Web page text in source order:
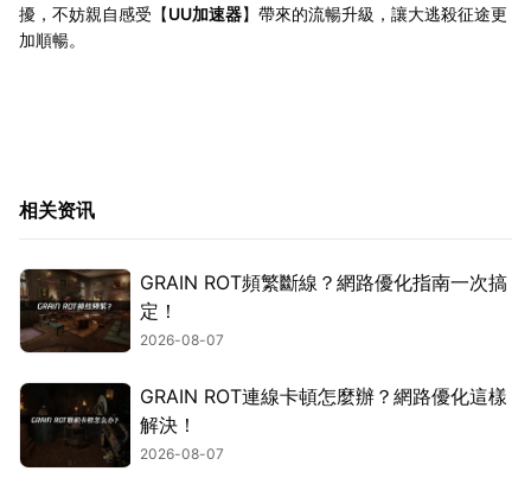
擾，不妨親自感受【UU加速器】帶來的流暢升級，讓大逃殺征途更
加順暢。
相关资讯
GRAIN ROT頻繁斷線？網路優化指南一次搞
定！
2026-08-07
GRAIN ROT連線卡頓怎麼辦？網路優化這樣
解決！
2026-08-07